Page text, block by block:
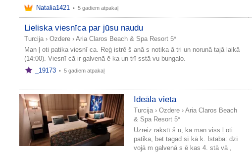
Natalia1421
• 5 gadiem atpakaļ
Lieliska viesnīca par jūsu naudu
Turcija› Ozdere› Aria Claros Beach & Spa Resort 5*
Man ļ oti patika viesnī ca. Reģ istrē š anā s notika ā tri un norunā tajā laikā
(14:00). Viesnī cā ir galvenā ē ka un trī sstā vu bungalo.
_19173• 5 gadiem atpakaļ
Ideāla vieta
Turcija ›Ozdere ›Aria Claros Beach
& Spa Resort 5*
Uzreiz rakstī š u, ka man viss ļ oti
patika, bet tagad sī kā k. Istaba: dzī
vojā m galvenā s ē kas 4. stā vā ,